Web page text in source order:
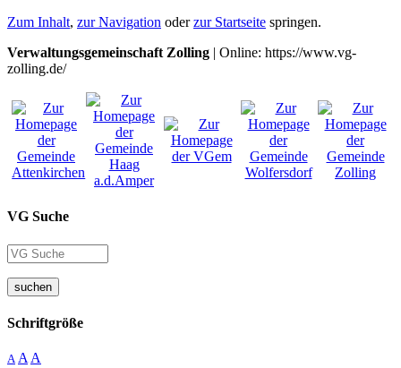
Zum Inhalt, zur Navigation oderzur Startseite springen.
Verwaltungsgemeinschaft Zolling | Online: https://www.vg-
zolling.de/
VG Suche
suchen
Schriftgröße
A A A